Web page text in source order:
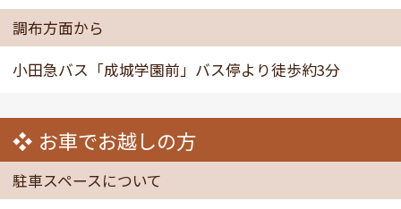
調布方面から
小田急バス「成城学園前」バス停より徒歩約3分
お車でお越しの方
駐車スペースについて